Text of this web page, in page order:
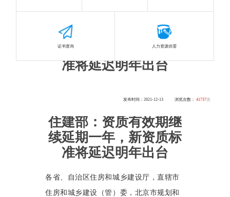
证书查询 人力资源供需
住建部：资质有效期继
续延期一年，新资质标
准将延迟明年出台
发布时间：2021-12-13 浏览次数： 41737次
住建部：资质有效期继
续延期一年，新资质标
准将延迟明年出台
各省、自治区住房和城乡建设厅，直辖市
住房和城乡建设（管）委，北京市规划和